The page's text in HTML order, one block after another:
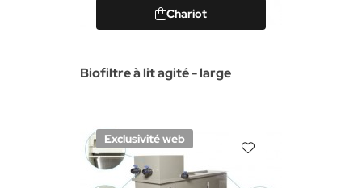
Chariot
Biofiltre à lit agité - large
Exclusivité web